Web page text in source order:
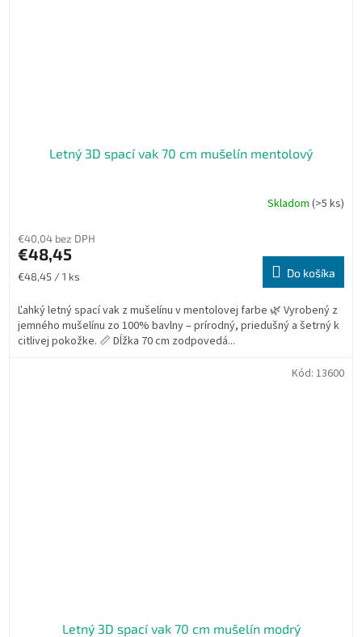
Letný 3D spací vak 70 cm mušelín mentolový
Skladom (>5 ks)
€40,04 bez DPH
€48,45
Jednotková
€48,45 / 1 ks Do košíka
Ľahký letný spací vak z mušelínu v mentolovej farbe 🌿 Vyrobený z
jemného mušelínu zo 100% bavlny – prírodný, priedušný a šetrný k
citlivej pokožke. 📏 Dĺžka 70 cm zodpovedá...
Letný 3D spací vak 70 cm mušelín modrý
Kód: 13600